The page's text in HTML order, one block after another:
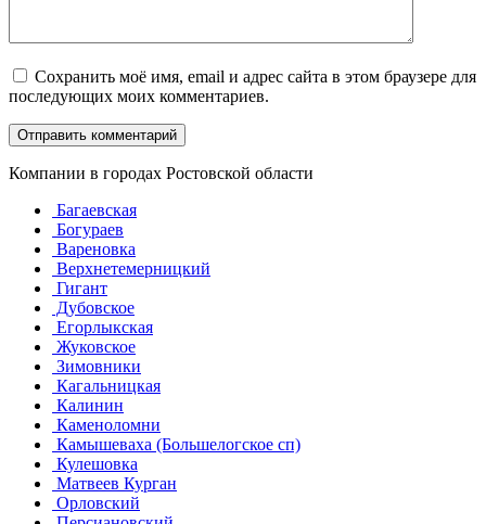
Сохранить моё имя, email и адрес сайта в этом браузере для
последующих моих комментариев.
Компании в городах Ростовской области
Багаевская
Богураев
Вареновка
Верхнетемерницкий
Гигант
Дубовское
Егорлыкская
Жуковское
Зимовники
Кагальницкая
Калинин
Каменоломни
Камышеваха (Большелогское сп)
Кулешовка
Матвеев Курган
Орловский